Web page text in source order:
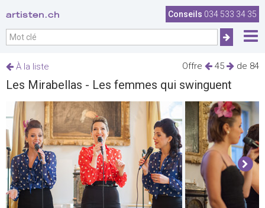
artisten.ch Conseils 034 533 34 35
Offre 45 de 84
À la liste
Les Mirabellas - Les femmes qui swinguent